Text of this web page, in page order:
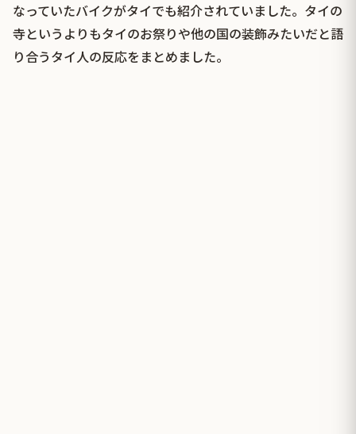
なっていたバイクがタイでも紹介されていました。タイの
寺というよりもタイのお祭りや他の国の装飾みたいだと語
り合うタイ人の反応をまとめました。